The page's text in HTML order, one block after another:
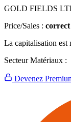
GOLD FIELDS
Price/Sales : correct
La capitalisation est
Secteur Matériaux :
Devenez